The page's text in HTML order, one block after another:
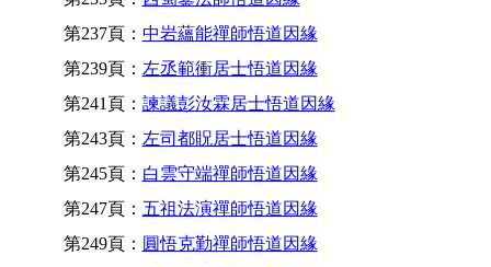
第237頁： 中岩蘊能禪師悟道因緣
第239頁： 左丞範衝居士悟道因緣
第241頁： 諫議彭汝霖居士悟道因緣
第243頁： 左司都貺居士悟道因緣
第245頁： 白雲守端禪師悟道因緣
第247頁： 五祖法演禪師悟道因緣
第249頁： 圓悟克勤禪師悟道因緣